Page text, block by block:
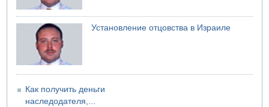
06.08.2026 13:07
Возле Кирьят-Арбы пожар на местности
06.08.2026 12:06
США не будут давить на Израиль в вопросе Ливана
06.08.2026 11:41
Установление отцовства в Израиле
Как получить деньги
наследодателя,...